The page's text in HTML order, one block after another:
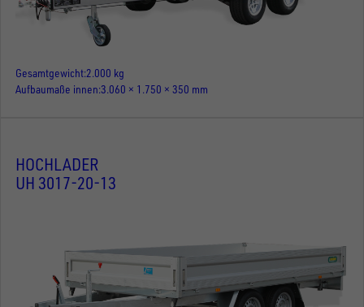
Gesamtgewicht 2.000 kg
Aufbaumaße innen 3.060 × 1.750 × 350 mm
HOCHLADER
UH 3017-20-13